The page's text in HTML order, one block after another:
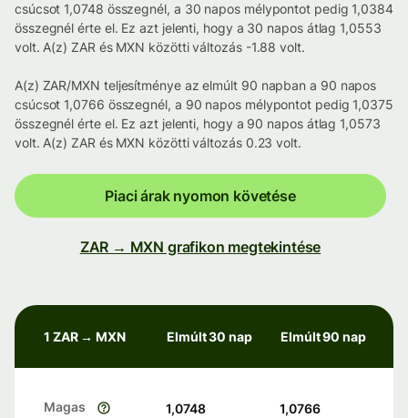
csúcsot 1,0748 összegnél, a 30 napos mélypontot pedig 1,0384
összegnél érte el. Ez azt jelenti, hogy a 30 napos átlag 1,0553
volt. A(z) ZAR és MXN közötti változás -1.88 volt.
A(z) ZAR/MXN teljesítménye az elmúlt 90 napban a 90 napos
csúcsot 1,0766 összegnél, a 90 napos mélypontot pedig 1,0375
összegnél érte el. Ez azt jelenti, hogy a 90 napos átlag 1,0573
volt. A(z) ZAR és MXN közötti változás 0.23 volt.
Piaci árak nyomon követése
ZAR → MXN grafikon megtekintése
1 ZAR → MXN Elmúlt 30 nap Elmúlt 90 nap
Magas 1,0748 1,0766